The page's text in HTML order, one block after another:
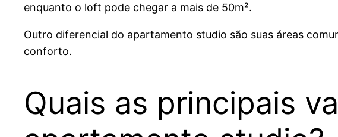
enquanto o loft pode chegar a mais de 50m².
Outro diferencial do apartamento studio são suas áreas
conforto.
Quais as principais